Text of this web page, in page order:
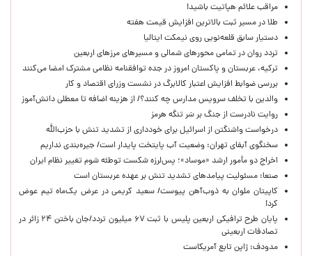
مراقب علائم هپاتیت باشید!
طلا در مسیر ثبت بالاترین افزایش قیمت هفته
دستیار سابق قلعه‌نویی روی نیمکت ایتالیا
تردد روان در تمامی محورهای شمالی و مسیرهای مرزهای اربعین
ترکیه، عربستان و پاکستان امروز در جده توافقنامه نظامی مشترک امضا می‌کنند
بررسی ضوابط افزایش اعتبار کالابرگ در نشست وزرای اقتصاد و کار
والدین با تخلف سرویس مدارس چه کنند؟/ از هزینه اضافه تا معطلی دانش‌آموز
روایت نادرست از جنگ بر سَر تنگه هرمز
درخواست واشنگتن از اسرائیل برای خودداری از تشدید تنش با حزب‌الله
سخنگوی آبفای تهران: وضعیت آب پایتخت پایدار است/ جیره‌بندی نداریم
اخراج دو مأمور ارشد «موساد»؛ پس‌لرزه شکست توطئه شوم تغییر نظام ایران
صنعا: مسئولیت پیامدهای تشدید تنش بر عهده عربستان است
کاپیتان ملوان به ذوب‌آهن پیوست/ سعید کریمی در عرض یک‌ماه تیم عوض
کرد!
پایان طرح ترافیکی اربعین پلیس با ثبت ۶۷ میلیون تردد/جان باختن ۲۴ زائر در
تصادفات اربعینی
مدودف: ژاپن تابع آمریکاست